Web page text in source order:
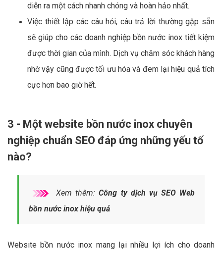
diễn ra một cách nhanh chóng và hoàn hảo nhất.
Việc thiết lập các câu hỏi, câu trả lời thường gặp sẵn
sẽ giúp cho các doanh nghiệp bồn nước inox tiết kiệm
được thời gian của mình. Dịch vụ chăm sóc khách hàng
nhờ vậy cũng được tối ưu hóa và đem lại hiệu quả tích
cực hơn bao giờ hết.
3 - Một website bồn nước inox chuyên
nghiệp chuẩn SEO đáp ứng những yếu tố
nào?
Xem thêm:Công ty dịch vụ SEO Web
bồn nước inox hiệu quả
Website bồn nước inox mang lại nhiều lợi ích cho doanh